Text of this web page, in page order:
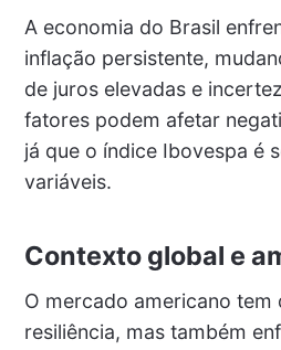
A economia do Brasil
inflação persistente,
de juros elevadas e
fatores podem afetar
já que o índice Ibovespa é
variáveis.
Contexto global e
O mercado americano tem
resiliência, mas também